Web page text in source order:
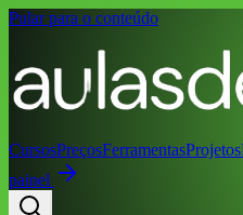
Pular para o conteúdo
CursosPreçosFerramentasProjetos
painel